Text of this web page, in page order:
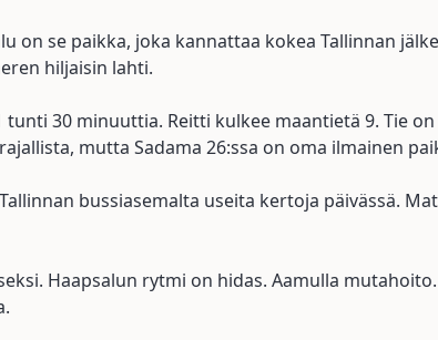
on se paikka, joka kannattaa kokea Tallinnan
hiljaisin lahti.
tunti 30 minuuttia. Reitti kulkee maantietä 9. Tie
mutta Sadama 26:ssa on oma ilmainen
bussiasemalta useita kertoja päivässä.
Haapsalun rytmi on hidas. Aamulla